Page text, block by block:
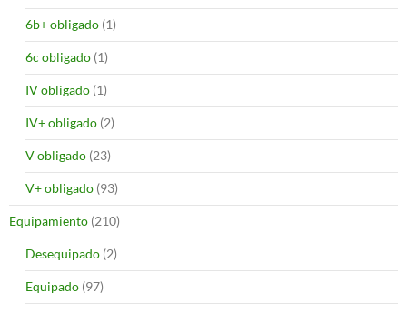
6b+ obligado (1)
6c obligado (1)
IV obligado (1)
IV+ obligado (2)
V obligado (23)
V+ obligado (93)
Equipamiento (210)
Desequipado (2)
Equipado (97)